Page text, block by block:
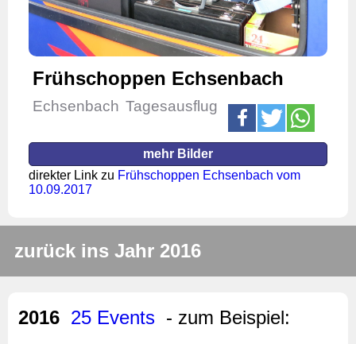
Frühschoppen Echsenbach
Echsenbach Tagesausflug
mehr Bilder
direkter Link zu Frühschoppen Echsenbach vom
10.09.2017
zurück ins Jahr 2016
2016 25 Events - zum Beispiel: